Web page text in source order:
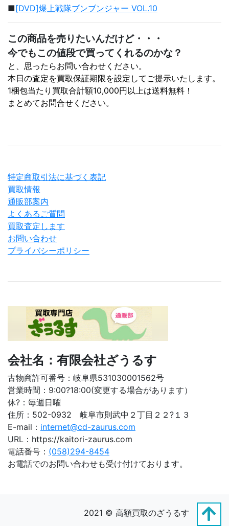
■[DVD]爆上戦隊ブンブンジャー VOL.10
この商品を売りたいんだけど・・・
今でもこの値段で買ってくれるのかな？
と、思ったらお問い合わせください。
本日の査定を買取保証期限を設定してご提示いたします。
1梱包当たり買取合計額10,000円以上は送料無料！
まとめてお問合せください。
特定商取引法に基づく表記
買取情報
通販部案内
よくあるご質問
買取査定します
お問い合わせ
プライバシーポリシー
会社名：有限会社ざうるす
古物商許可番号：岐阜県531030001562号
営業時間：9:00?18:00(変更する場合があります）
休?：毎週日曜
住所：502-0932 岐阜市則武中２丁目２２?１３
E-mail： internet@cd-zaurus.com
URL：https://kaitori-zaurus.com
電話番号： (058)294-8454
お電話でのお問い合わせも受け付けております。
2021 © 高額買取のざうるす